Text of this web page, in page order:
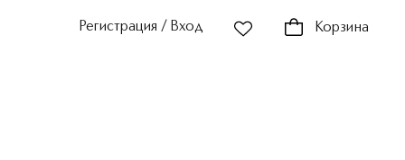
Регистрация / Вход Корзина